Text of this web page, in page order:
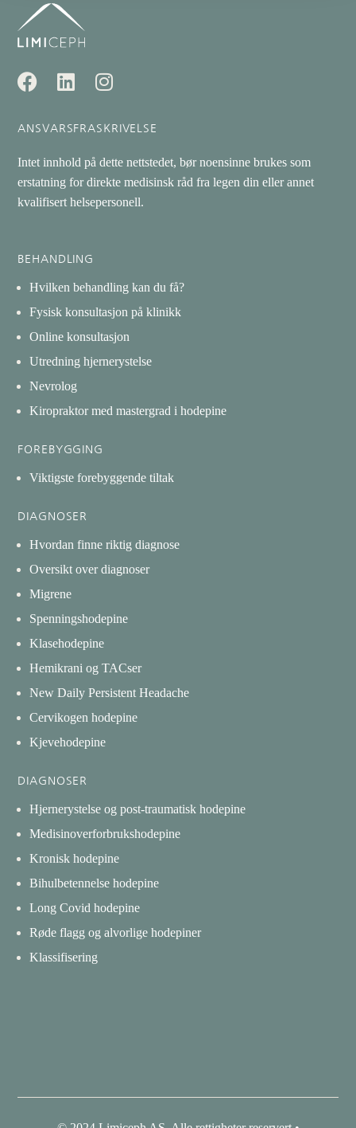
ANSVARSFRASKRIVELSE
Intet innhold på dette nettstedet, bør noensinne brukes som
erstatning for direkte medisinsk råd fra legen din eller annet
kvalifisert helsepersonell.
BEHANDLING
Hvilken behandling kan du få?
Fysisk konsultasjon på klinikk
Online konsultasjon
Utredning hjernerystelse
Nevrolog
Kiropraktor med mastergrad i hodepine
FOREBYGGING
Viktigste forebyggende tiltak
DIAGNOSER
Hvordan finne riktig diagnose
Oversikt over diagnoser
Migrene
Spenningshodepine
Klasehodepine
Hemikrani og TACser
New Daily Persistent Headache
Cervikogen hodepine
Kjevehodepine
DIAGNOSER
Hjernerystelse og post-traumatisk hodepine
Medisinoverforbrukshodepine
Kronisk hodepine
Bihulbetennelse hodepine
Long Covid hodepine
Røde flagg og alvorlige hodepiner
Klassifisering